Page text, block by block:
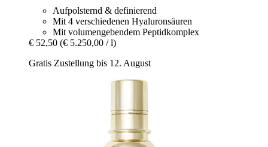
Aufpolsternd & definierend
Mit 4 verschiedenen Hyaluronsäuren
Mit volumengebendem Peptidkomplex
€ 52,50 (€ 5.250,00 / l)
Gratis Zustellung bis 12. August